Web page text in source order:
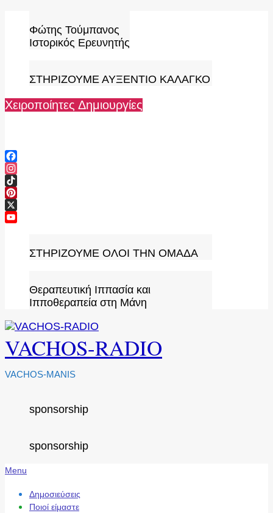
content
Φώτης Τούμπανος
Ιστορικός Ερευνητής
ΣΤΗΡΙΖΟΥΜΕ ΑΥΞΕΝΤΙΟ ΚΑΛΑΓΚΟ
Χειροποίητες Δημιουργίες
Facebook
Instagram
TikTok
Pinterest
X
ΣΤΗΡΙΖΟΥΜΕ ΟΛΟΙ ΤΗΝ ΟΜΑΔΑ
Θεραπευτική Ιππασία και
Ιπποθεραπεία στη Μάνη
VACHOS-RADIO
VACHOS-MANIS
sponsorship
sponsorship
Secondary
Menu
Menu
Δημοσιεύσεις
Ποιοί είμαστε